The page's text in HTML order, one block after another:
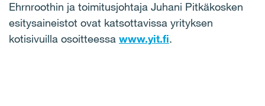
Ehrnroothin ja toimitusjohtaja Juhani Pitkäkosken
esitysaineistot ovat katsottavissa yrityksen
kotisivuilla osoitteessa www.yit.fi.